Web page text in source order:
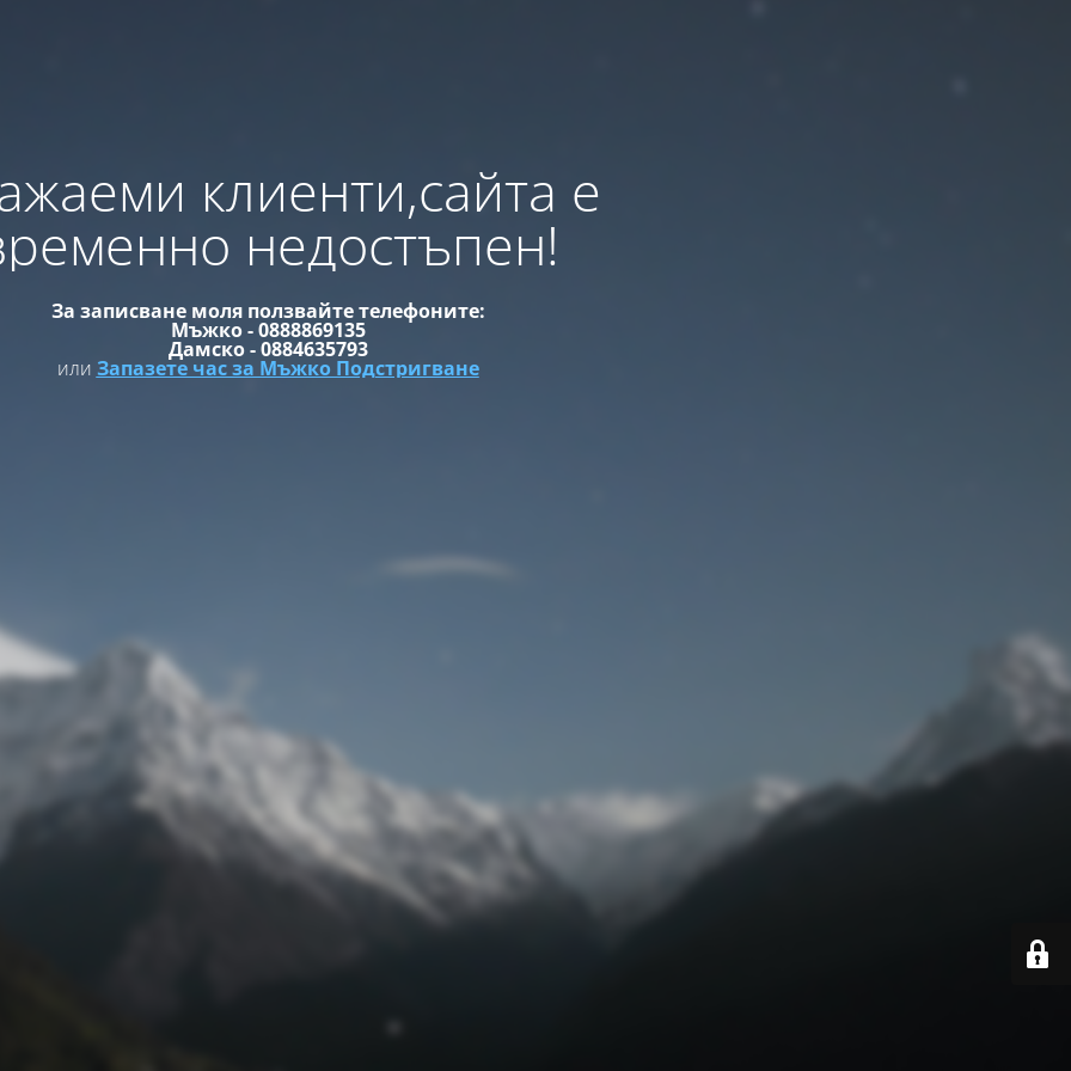
клиенти,сайта е
недостъпен!
За записване моля ползвайте телефоните:
Мъжко - 0888869135
Дамско - 0884635793
или Запазете час за Мъжко Подстригване